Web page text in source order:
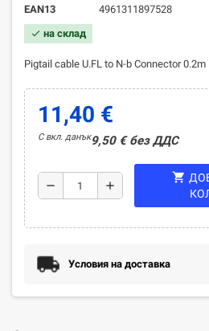
EAN13
4961311897528
check на склад
Pigtail cable U.FL to N-b Connector 0.2m
11,40 €
С вкл. данък9,50 € без ДДС
remove add
shopping_cart
Условия на доставка